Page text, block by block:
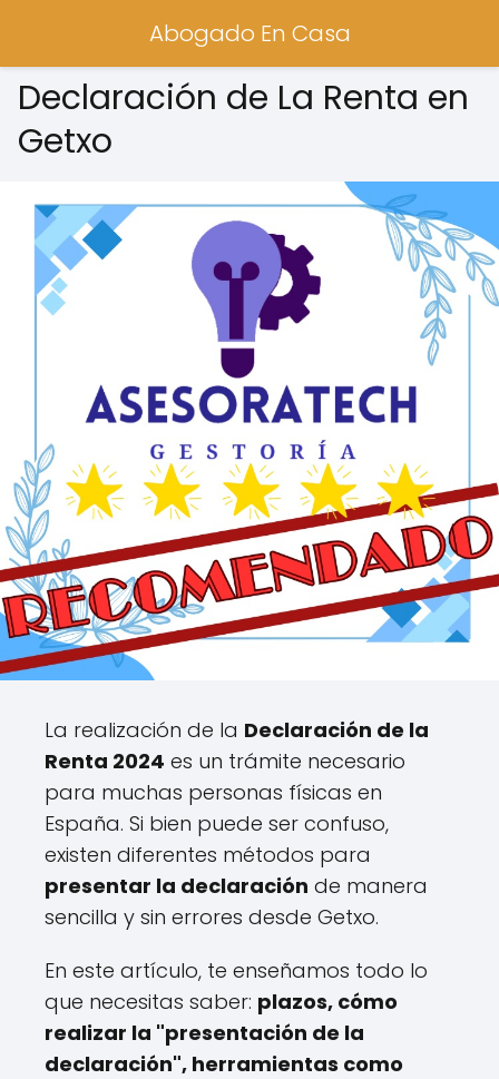
Abogado En Casa
Declaración de La Renta en
Getxo
La realización de la Declaración de la
Renta 2024 es un trámite necesario
para muchas personas físicas en
España. Si bien puede ser confuso,
existen diferentes métodos para
presentar la declaración de manera
sencilla y sin errores desde Getxo.
En este artículo, te enseñamos todo lo
que necesitas saber: plazos, cómo
realizar la "presentación de la
declaración", herramientas como